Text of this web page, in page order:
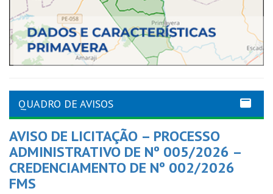
QUADRO DE AVISOS
AVISO DE LICITAÇÃO – PROCESSO
ADMINISTRATIVO DE Nº 005/2026 –
CREDENCIAMENTO DE Nº 002/2026
FMS